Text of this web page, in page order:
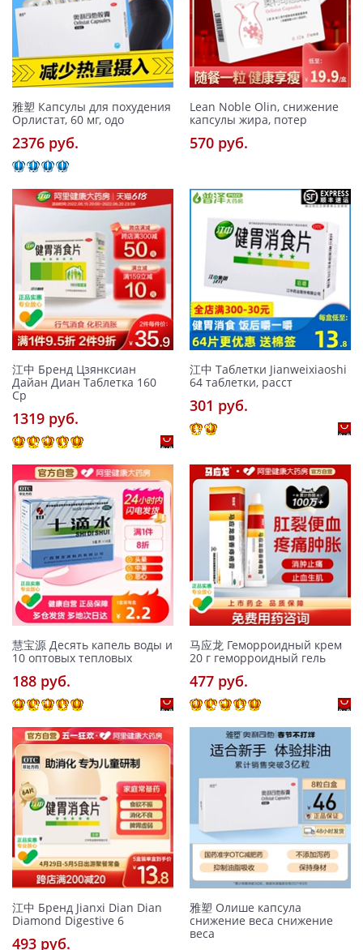
雅塑 Капсулы для похудения
Орлистат, 60 мг, одо
2376 pуб.
Lean Noble Olin, снижение
капсулы жира, потер
570 pуб.
江中 Бренд Цзянксиан
Дайан Диан Таблетка 160
Ср
1319 pуб.
江中 Таблетки Jianweixiaoshi
64 таблетки, расст
301 pуб.
慧宝源 Десять капель воды и
10 оптовых тепловых
188 pуб.
马应龙 Геморроидный крем
20 г геморроидный гель
477 pуб.
江中 Бренд Jianxi Dian Dian
Diamond Digestive 6
493 pуб.
雅塑 Олише капсула
снижение веса снижение
веса